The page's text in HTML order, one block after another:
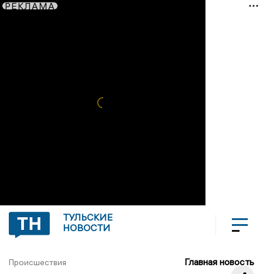
РЕКЛАМА
ТУЛЬСКИЕ
НОВОСТИ
Происшествия Главная новость